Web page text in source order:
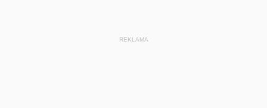
REKLAMA